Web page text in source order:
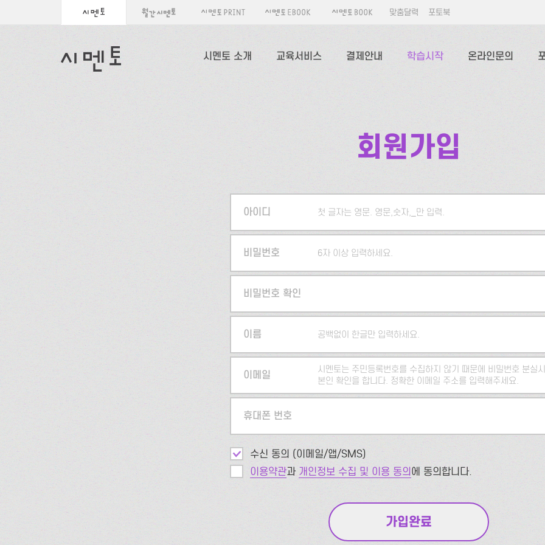
맞춤달력 포토북
시멘토 소개 교육서비스 결제안내 학습시작 온라인문의
회원가입
아이디 첫 글자는 영문. 영문,숫자,_만 입력.
5자 이상 입력하세요.
비밀번호 6자 이상 입력하세요.
비밀번호 확인
이름 공백없이 한글만 입력하세요.
이메일
시멘토는 주민등록번호를 수집하지 않기 때문에 비밀번호 분실
본인 확인을 합니다. 정확한 이메일 주소를 입력해주세요.
휴대폰 번호
수신 동의 (이메일/앱/SMS)
이용약관과 개인정보 수집 및 이용 동의에 동의합니다.